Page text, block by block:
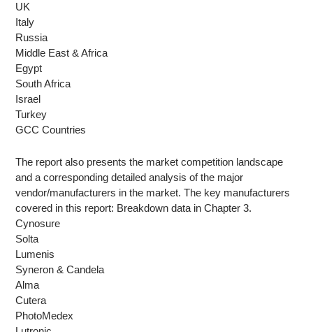
UK
Italy
Russia
Middle East & Africa
Egypt
South Africa
Israel
Turkey
GCC Countries
The report also presents the market competition landscape
and a corresponding detailed analysis of the major
vendor/manufacturers in the market. The key manufacturers
covered in this report: Breakdown data in Chapter 3.
Cynosure
Solta
Lumenis
Syneron & Candela
Alma
Cutera
PhotoMedex